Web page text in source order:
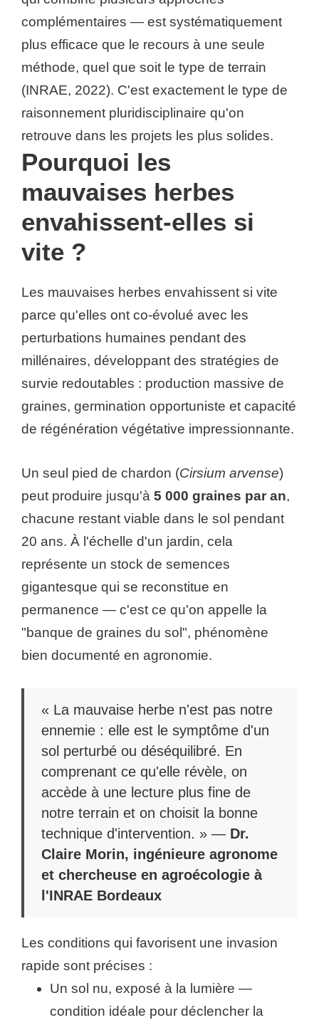
complémentaires — est systématiquement
plus efficace que le recours à une seule
méthode, quel que soit le type de terrain
(INRAE, 2022). C'est exactement le type de
raisonnement pluridisciplinaire qu'on
retrouve dans les projets les plus solides.
Pourquoi les
mauvaises herbes
envahissent-elles si
vite ?
Les mauvaises herbes envahissent si vite
parce qu'elles ont co-évolué avec les
perturbations humaines pendant des
millénaires, développant des stratégies de
survie redoutables : production massive de
graines, germination opportuniste et capacité
de régénération végétative impressionnante.
Un seul pied de chardon (Cirsium arvense)
peut produire jusqu'à 5 000 graines par an,
chacune restant viable dans le sol pendant
20 ans. À l'échelle d'un jardin, cela
représente un stock de semences
gigantesque qui se reconstitue en
permanence — c'est ce qu'on appelle la
"banque de graines du sol", phénomène
bien documenté en agronomie.
« La mauvaise herbe n'est pas notre
ennemie : elle est le symptôme d'un
sol perturbé ou déséquilibré. En
comprenant ce qu'elle révèle, on
accède à une lecture plus fine de
notre terrain et on choisit la bonne
technique d'intervention. » — Dr.
Claire Morin, ingénieure agronome
et chercheuse en agroécologie à
l'INRAE Bordeaux
Les conditions qui favorisent une invasion
rapide sont précises :
Un sol nu, exposé à la lumière —
condition idéale pour déclencher la